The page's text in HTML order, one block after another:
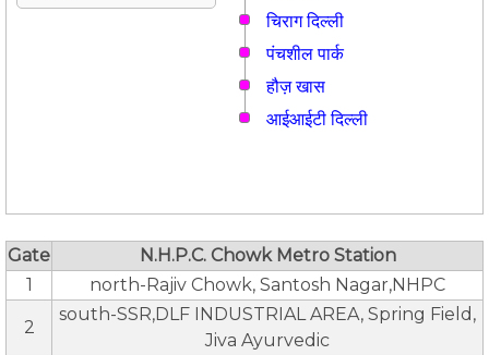
चिराग दिल्ली
पंचशील पार्क
हौज़ खास
आईआईटी दिल्ली
Gate
N.H.P.C. Chowk Metro Station
1
north-Rajiv Chowk, Santosh Nagar,NHPC
2
south-SSR,DLF INDUSTRIAL AREA, Spring Field,
Jiva Ayurvedic